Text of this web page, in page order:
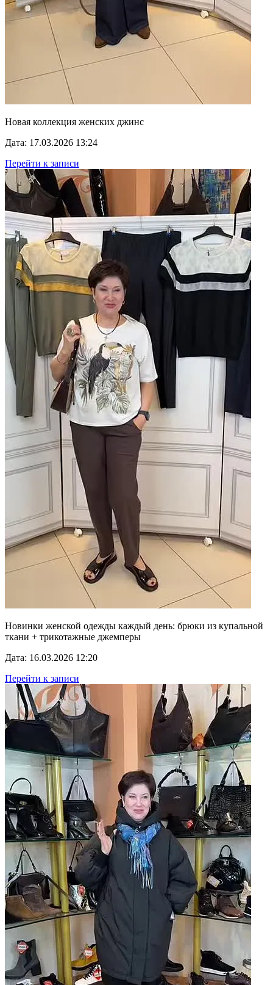
Новая коллекция женских джинс
Дата: 17.03.2026 13:24
Перейти к записи
Новинки женской одежды каждый день: брюки из купальной
ткани + трикотажные джемперы
Дата: 16.03.2026 12:20
Перейти к записи